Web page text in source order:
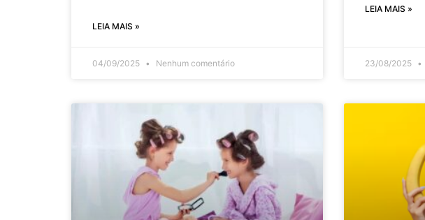
LEIA MAIS »
04/09/2025 Nenhum comentário
LEIA MAIS »
23/08/2025